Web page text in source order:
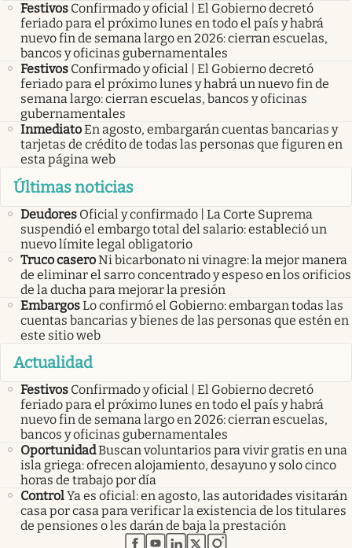
Festivos Confirmado y oficial | El Gobierno decretó
feriado para el próximo lunes en todo el país y habrá
nuevo fin de semana largo en 2026: cierran escuelas,
bancos y oficinas gubernamentales
Festivos Confirmado y oficial | El Gobierno decretó
feriado para el próximo lunes y habrá un nuevo fin de
semana largo: cierran escuelas, bancos y oficinas
gubernamentales
InmediatoEn agosto, embargarán cuentas bancarias y
tarjetas de crédito de todas las personas que figuren en
esta página web
Últimas noticias
Deudores Oficial y confirmado | La Corte Suprema
suspendió el embargo total del salario: estableció un
nuevo límite legal obligatorio
Truco caseroNi bicarbonato ni vinagre: la mejor manera
de eliminar el sarro concentrado y espeso en los orificios
de la ducha para mejorar la presión
EmbargosLo confirmó el Gobierno: embargan todas las
cuentas bancarias y bienes de las personas que estén en
este sitio web
Actualidad
Festivos Confirmado y oficial | El Gobierno decretó
feriado para el próximo lunes en todo el país y habrá
nuevo fin de semana largo en 2026: cierran escuelas,
bancos y oficinas gubernamentales
OportunidadBuscan voluntarios para vivir gratis en una
isla griega: ofrecen alojamiento, desayuno y solo cinco
horas de trabajo por día
ControlYa es oficial: en agosto, las autoridades visitarán
casa por casa para verificar la existencia de los titulares
de pensiones o les darán de baja la prestación
abre en nueva pestaña
abre en nueva pestaña
abre en nueva pestaña
abre en nueva pestaña
abre en nueva pestaña